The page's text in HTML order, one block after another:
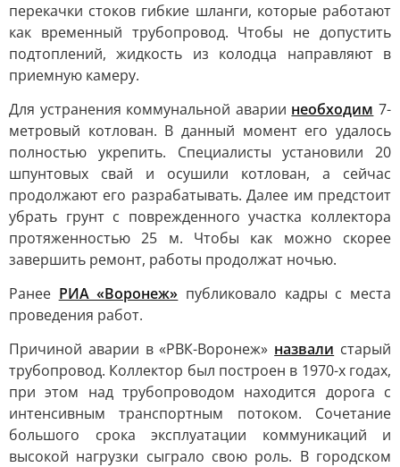
перекачки стоков гибкие шланги, которые работают
как временный трубопровод. Чтобы не допустить
подтоплений, жидкость из колодца направляют в
приемную камеру.
Для устранения коммунальной аварии необходим 7-
метровый котлован. В данный момент его удалось
полностью укрепить. Специалисты установили 20
шпунтовых свай и осушили котлован, а сейчас
продолжают его разрабатывать. Далее им предстоит
убрать грунт с поврежденного участка коллектора
протяженностью 25 м. Чтобы как можно скорее
завершить ремонт, работы продолжат ночью.
Ранее РИА «Воронеж» публиковало кадры с места
проведения работ.
Причиной аварии в «РВК-Воронеж» назвали старый
трубопровод. Коллектор был построен в 1970-х годах,
при этом над трубопроводом находится дорога с
интенсивным транспортным потоком. Сочетание
большого срока эксплуатации коммуникаций и
высокой нагрузки сыграло свою роль. В городском